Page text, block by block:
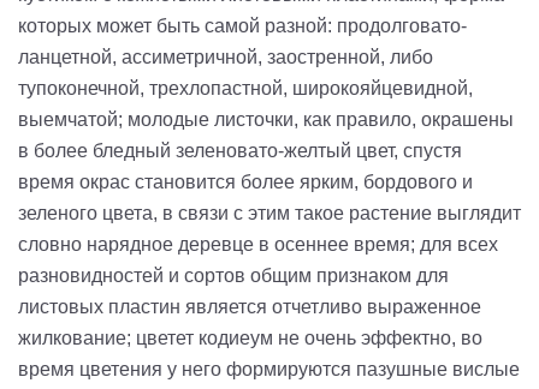
которых может быть самой разной: продолговато-
ланцетной, ассиметричной, заостренной, либо
тупоконечной, трехлопастной, широкояйцевидной,
выемчатой; молодые листочки, как правило, окрашены
в более бледный зеленовато-желтый цвет, спустя
время окрас становится более ярким, бордового и
зеленого цвета, в связи с этим такое растение выглядит
словно нарядное деревце в осеннее время; для всех
разновидностей и сортов общим признаком для
листовых пластин является отчетливо выраженное
жилкование; цветет кодиеум не очень эффектно, во
время цветения у него формируются пазушные вислые